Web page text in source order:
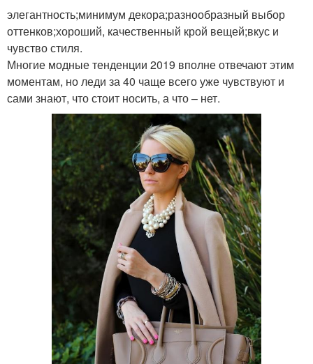
элегантность;минимум декора;разнообразный выбор
оттенков;хороший, качественный крой вещей;вкус и
чувство стиля.
Многие модные тенденции 2019 вполне отвечают этим
моментам, но леди за 40 чаще всего уже чувствуют и
сами знают, что стоит носить, а что – нет.